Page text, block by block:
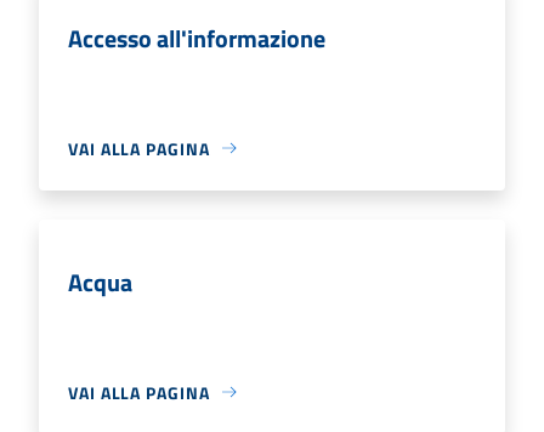
Accesso all'informazione
VAI ALLA PAGINA
Acqua
VAI ALLA PAGINA